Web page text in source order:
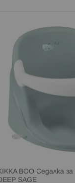
BOO Седалка
SAGE